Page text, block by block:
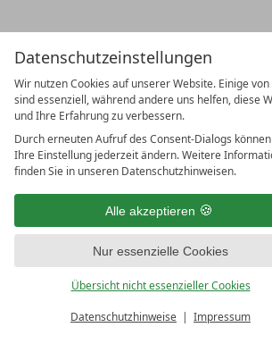
Datenschutzeinstellungen
Wir nutzen Cookies auf unserer Website. Einige
sind essenziell, während andere uns helfen, diese
und Ihre Erfahrung zu verbessern.
Durch erneuten Aufruf des Consent-Dialogs
Ihre Einstellung jederzeit ändern. Weitere
finden Sie in unseren Datenschutzhinweisen.
Alle akzeptieren
Nur essenzielle Cookies
Übersicht nicht essenzieller Cookies
Datenschutzhinweise Impressum
Gastwerk Südpfalz
PAUSEN SCHAFFEN RAUM FÜR KREATIVITÄT
rahmenprogramm &
incentives